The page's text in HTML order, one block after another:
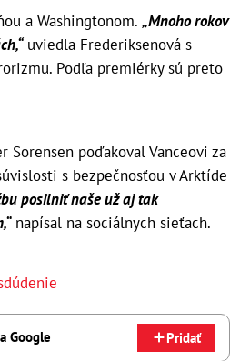
a Washingtonom. „Mnoho rokov
uviedla Frederiksenová s
Podľa premiérky sú preto
Sorensen poďakoval Vanceovi za
s bezpečnosťou v Arktíde
posilniť naše už aj tak
napísal na sociálnych sieťach.
Google Pridať